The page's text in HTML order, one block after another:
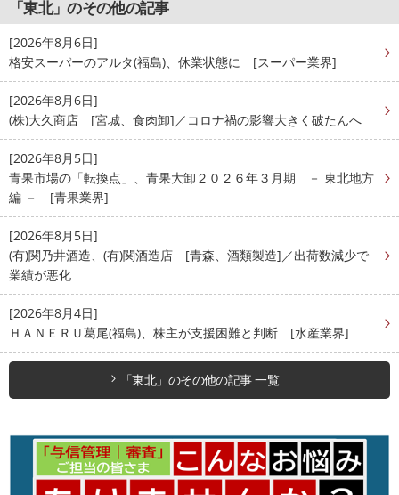
「東北」のその他の記事
[2026年8月6日]
格安スーパーのアルタ(福島)、休業状態に [スーパー業界]
[2026年8月6日]
(株)大久商店 [宮城、食肉卸]／コロナ禍の影響大きく破たんへ
[2026年8月5日]
青果市場の「転換点」、青果大卸２０２６年３月期 － 東北地方
編 － [青果業界]
[2026年8月5日]
(有)関乃井酒造、(有)関酒造店 [青森、酒類製造]／出荷数減少で
業績が悪化
[2026年8月4日]
ＨＡＮＥＲＵ葛尾(福島)、株主が支援困難と判断 [水産業界]
「東北」のその他の記事 一覧